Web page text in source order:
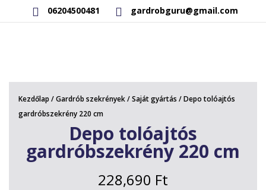
06204500481 gardrobguru@gmail.com
RAKTÁRON LÉVŐ TERMÉKEK
SAJÁT GYÁRTÁSÚ TERMÉKEK
KAPCSOLAT
Kezdőlap /Gardrób szekrények/Saját gyártás / Depo tolóajtós
gardróbszekrény 220 cm
Depo tolóajtós
gardróbszekrény 220 cm
228,690 Ft